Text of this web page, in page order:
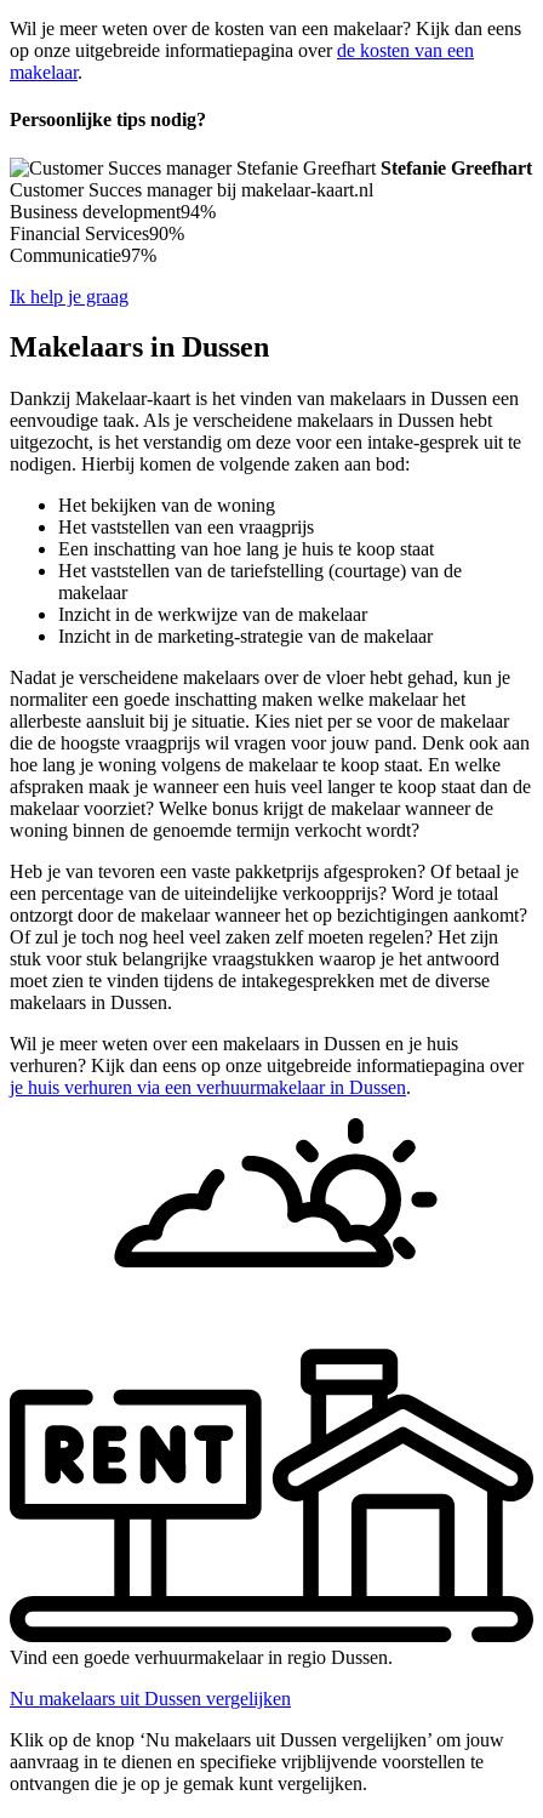
Wil je meer weten over de kosten van een makelaar? Kijk dan eens
op onze uitgebreide informatiepagina overde kosten van een
makelaar.
Persoonlijke tips nodig?
Stefanie Greefhart
Customer Succes manager bij makelaar-kaart.nl
Business development94%
Financial Services90%
Communicatie97%
Ik help je graag
Makelaars in Dussen
Dankzij Makelaar-kaart is het vinden van makelaars in Dussen een
eenvoudige taak. Als je verscheidene makelaars in Dussen hebt
uitgezocht, is het verstandig om deze voor een intake-gesprek uit te
nodigen. Hierbij komen de volgende zaken aan bod:
Het bekijken van de woning
Het vaststellen van een vraagprijs
Een inschatting van hoe lang je huis te koop staat
Het vaststellen van de tariefstelling (courtage) van de
makelaar
Inzicht in de werkwijze van de makelaar
Inzicht in de marketing-strategie van de makelaar
Nadat je verscheidene makelaars over de vloer hebt gehad, kun je
normaliter een goede inschatting maken welke makelaar het
allerbeste aansluit bij je situatie. Kies niet per se voor de makelaar
die de hoogste vraagprijs wil vragen voor jouw pand. Denk ook aan
hoe lang je woning volgens de makelaar te koop staat. En welke
afspraken maak je wanneer een huis veel langer te koop staat dan de
makelaar voorziet? Welke bonus krijgt de makelaar wanneer de
woning binnen de genoemde termijn verkocht wordt?
Heb je van tevoren een vaste pakketprijs afgesproken? Of betaal je
een percentage van de uiteindelijke verkoopprijs? Word je totaal
ontzorgt door de makelaar wanneer het op bezichtigingen aankomt?
Of zul je toch nog heel veel zaken zelf moeten regelen? Het zijn
stuk voor stuk belangrijke vraagstukken waarop je het antwoord
moet zien te vinden tijdens de intakegesprekken met de diverse
makelaars in Dussen.
Wil je meer weten over een makelaars in Dussen en je huis
verhuren? Kijk dan eens op onze uitgebreide informatiepagina over
je huis verhuren via een verhuurmakelaar in Dussen.
Vind een goede verhuurmakelaar in regio Dussen.
Nu makelaars uit Dussen vergelijken
Klik op de knop ‘Nu makelaars uit Dussen vergelijken’ om jouw
aanvraag in te dienen en specifieke vrijblijvende voorstellen te
ontvangen die je op je gemak kunt vergelijken.